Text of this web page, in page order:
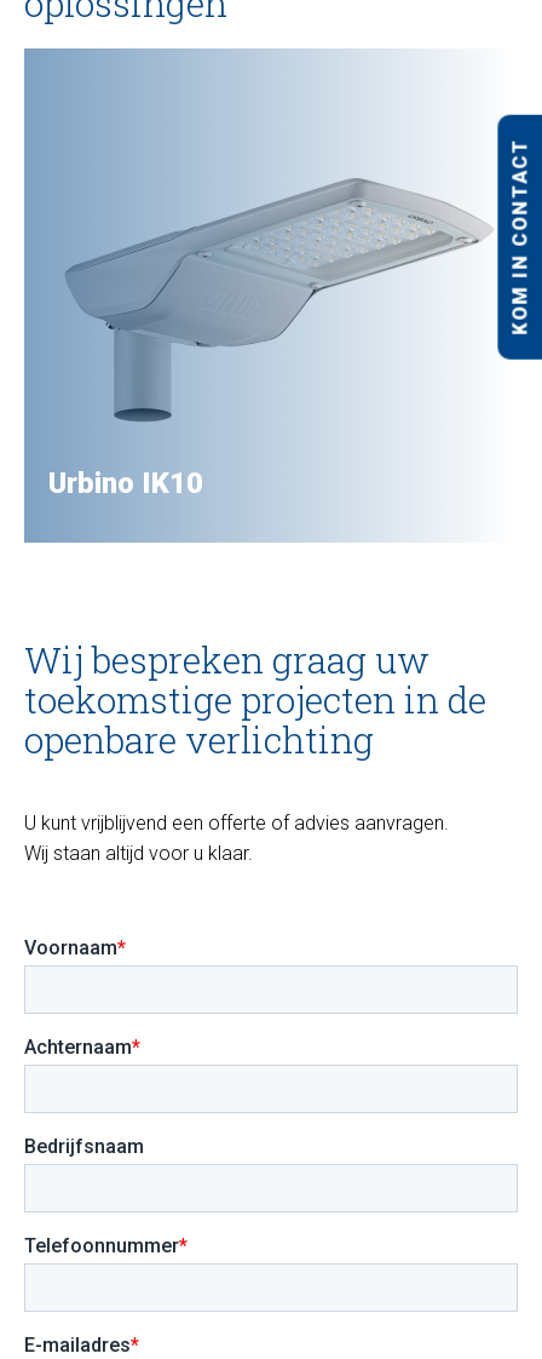
KOM IN CONTACT
Urbino IK10
Wij bespreken graag uw
toekomstige projecten in de
openbare verlichting
U kunt vrijblijvend een offerte of advies aanvragen.
Wij staan altijd voor u klaar.